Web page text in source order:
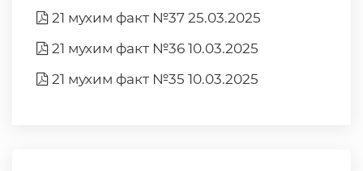
21 мухим факт №37 25.03.2025
21 мухим факт №36 10.03.2025
21 мухим факт №35 10.03.2025